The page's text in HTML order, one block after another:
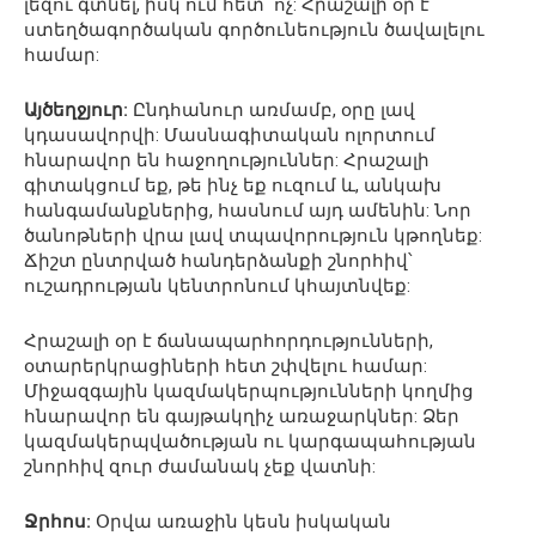
լեզու գտնել, իսկ ում հետ՝ ոչ: Հրաշալի օր է
ստեղծագործական գործունեություն ծավալելու
համար:
Այծեղջյուր: Ընդհանուր առմամբ, օրը լավ
կդասավորվի: Մասնագիտական ոլորտում
հնարավոր են հաջողություններ: Հրաշալի
գիտակցում եք, թե ինչ եք ուզում և, անկախ
հանգամանքներից, հասնում այդ ամենին: Նոր
ծանոթների վրա լավ տպավորություն կթողնեք:
Ճիշտ ընտրված հանդերձանքի շնորհիվ՝
ուշադրության կենտրոնում կհայտնվեք:
Հրաշալի օր է ճանապարհորդությունների,
օտարերկրացիների հետ շփվելու համար:
Միջազգային կազմակերպությունների կողմից
հնարավոր են գայթակղիչ առաջարկներ: Ձեր
կազմակերպվածության ու կարգապահության
շնորհիվ զուր ժամանակ չեք վատնի:
Ջրհոս: Օրվա առաջին կեսն իսկական